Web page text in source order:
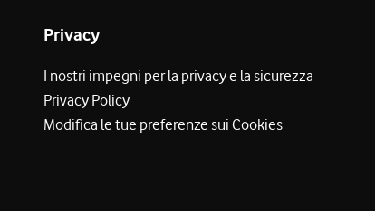
Privacy
I nostri impegni per la privacy e la sicurezza
Privacy Policy
Modifica le tue preferenze sui Cookies